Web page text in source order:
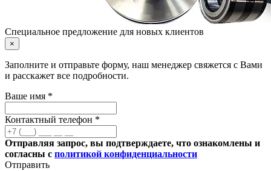
Специальное предложение для новых клиентов
×
Заполните и отправьте форму, наш менеджер свяжется с Вами
и расскажет все подробности.
Ваше имя *
Контактный телефон *
Отправляя запрос, вы подтверждаете, что ознакомлены и
согласны с политикой конфиденциальности
Отправить